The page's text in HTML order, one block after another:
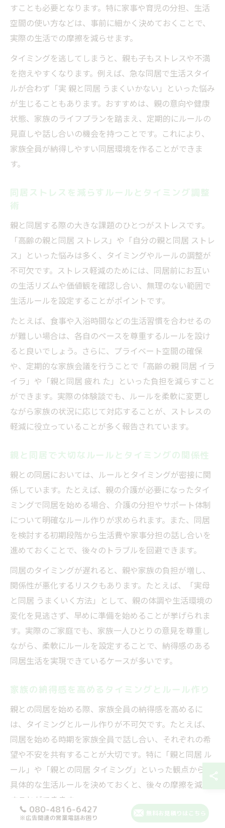
すことも必要となります。特に家事や育児の分担、生活
空間の使い方などは、事前に細かく決めておくことで、
実際の生活での摩擦を減らせます。
タイミングを逃してしまうと、親も子もストレスや不満
を抱えやすくなります。例えば、急な同居で生活スタイ
ルが合わず「実 親と同居 うまくいかない」といった悩み
が生じることもあります。おすすめは、親の意向や健康
状態、家族のライフプランを踏まえ、定期的にルールの
見直しや話し合いの機会を持つことです。これにより、
家族全員が納得しやすい同居環境を作ることができま
す。
同居ストレスを減らすルールとタイミング調整
術
親と同居する際の大きな課題のひとつがストレスです。
「高齢の親と同居 ストレス」や「自分の親と同居 ストレ
ス」といった悩みは多く、タイミングやルールの調整が
不可欠です。ストレス軽減のためには、同居前にお互い
の生活リズムや価値観を確認し合い、無理のない範囲で
生活ルールを設定することがポイントです。
たとえば、食事や入浴時間などの生活習慣を合わせるの
が難しい場合は、各自のペースを尊重するルールを設け
ると良いでしょう。さらに、プライベート空間の確保
や、定期的な家族会議を行うことで「高齢の親 同居 イラ
イラ」や「親と同居 疲れ た」といった負担を減らすこと
ができます。実際の体験談でも、ルールを柔軟に変更し
ながら家族の状況に応じて対応することが、ストレスの
軽減に役立っていることが多く報告されています。
親と同居で大切なルールとタイミングの関係性
親との同居においては、ルールとタイミングが密接に関
係しています。たとえば、親の介護が必要になったタイ
ミングで同居を始める場合、介護の分担やサポート体制
について明確なルール作りが求められます。また、同居
を検討する初期段階から生活費や家事分担の話し合いを
進めておくことで、後々のトラブルを回避できます。
同居のタイミングが遅れると、親や家族の負担が増し、
関係性が悪化するリスクもあります。たとえば、「実母
と同居 うまくいく方法」として、親の体調や生活環境の
変化を見逃さず、早めに準備を始めることが挙げられま
す。実際のご家庭でも、家族一人ひとりの意見を尊重し
ながら、柔軟にルールを設定することで、納得感のある
同居生活を実現できているケースが多いです。
家族の納得感を高めるタイミングとルール作り
親との同居を始める際、家族全員の納得感を高めるに
は、タイミングとルール作りが不可欠です。たとえば、
同居を始める時期を家族全員で話し合い、それぞれの希
望や不安を共有することが大切です。特に「親と同居 ル
ール」や「親との同居 タイミング」といった観点から、
具体的な生活ルールを決めておくと、後々の摩擦を減ら
すことができます。
また、生活費の分担やプライバシーの尊重など、実際に
080-4816-6427
※広告関連の営業電話お困り
無料お見積りはこちら